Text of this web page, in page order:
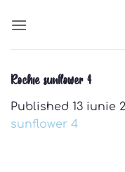
Rochie sunflower 4
Published 13 iunie
sunflower 4